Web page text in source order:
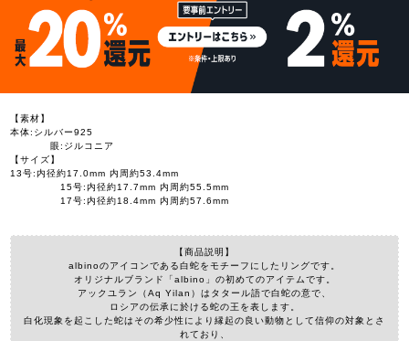
【素材】
本体:シルバー925
眼:ジルコニア
【サイズ】
13号:内径約17.0mm 内周約53.4mm
15号:内径約17.7mm 内周約55.5mm
17号:内径約18.4mm 内周約57.6mm
【商品説明】
albinoのアイコンである白蛇をモチーフにしたリングです。
オリジナルブランド「albino」の初めてのアイテムです。
アックユラン（Aq Yilan）はタタール語で白蛇の意で、
ロシアの伝承に於ける蛇の王を表します。
白化現象を起こした蛇はその希少性により縁起の良い動物として信仰の対象とさ
れており、